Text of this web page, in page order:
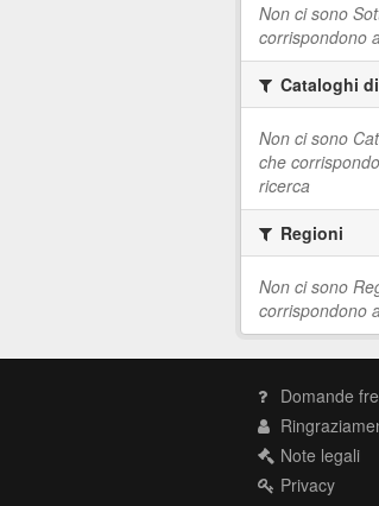
Non ci sono
corrispondono
Cataloghi
Non ci sono
che
ricerca
Regioni
Non ci sono
corrispondono
Domande
Note legali
Privacy